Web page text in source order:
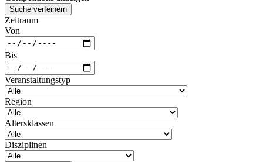
Suche verfeinern
Zeitraum
Von
Bis
Veranstaltungstyp
Region
Altersklassen
Disziplinen